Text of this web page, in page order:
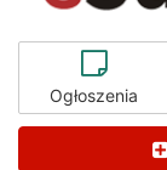
Ogłoszenia